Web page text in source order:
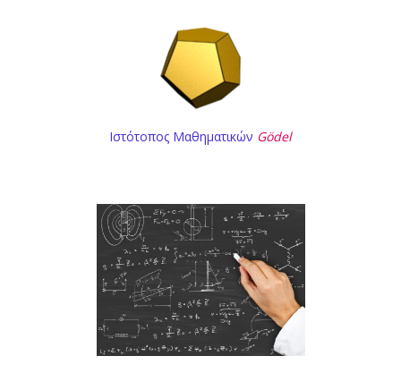
Ιστότοπος Μαθηματικών Gödel